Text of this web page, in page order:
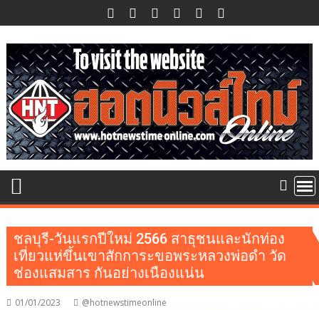
to
content
ชลบุรี-วันแรกปีใหม่ 2566 สาธุชนและนักท่อง
เที่ยวแห่ขึ้นเขาสักการะขอพระหลวงพ่อดำ วัด
ช่องแสมสาร กันอย่างเนืองแน่น
01/01/2023 @hotnewstimeonline